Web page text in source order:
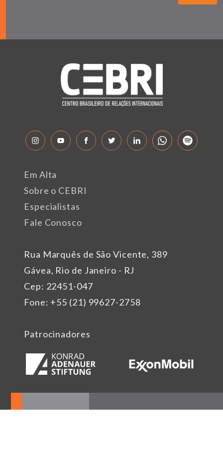
Rua Marquês de São Vicente, 389
Gávea, Rio de Janeiro - RJ
Cep: 22451-047
Fone: +55 (21) 99627-2758
Em Alta
Sobre o CEBRI
Especialistas
Fale Conosco
Patrocinadores